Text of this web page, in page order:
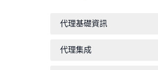
代理基礎資訊
代理集成